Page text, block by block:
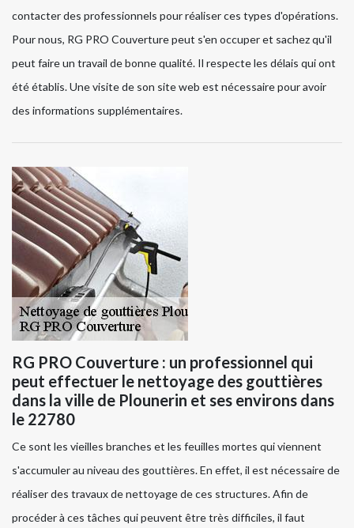
contacter des professionnels pour réaliser ces types d'opérations.
Pour nous, RG PRO Couverture peut s'en occuper et sachez qu'il
peut faire un travail de bonne qualité. Il respecte les délais qui ont
été établis. Une visite de son site web est nécessaire pour avoir
des informations supplémentaires.
RG PRO Couverture : un professionnel qui
peut effectuer le nettoyage des gouttières
dans la ville de Plounerin et ses environs dans
le 22780
Ce sont les vieilles branches et les feuilles mortes qui viennent
s'accumuler au niveau des gouttières. En effet, il est nécessaire de
réaliser des travaux de nettoyage de ces structures. Afin de
procéder à ces tâches qui peuvent être très difficiles, il faut